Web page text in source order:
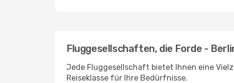
Fluggesellschaften, die Forde -
Jede Fluggesellschaft bietet Ihnen eine
Reiseklasse für Ihre Bedürfnisse.